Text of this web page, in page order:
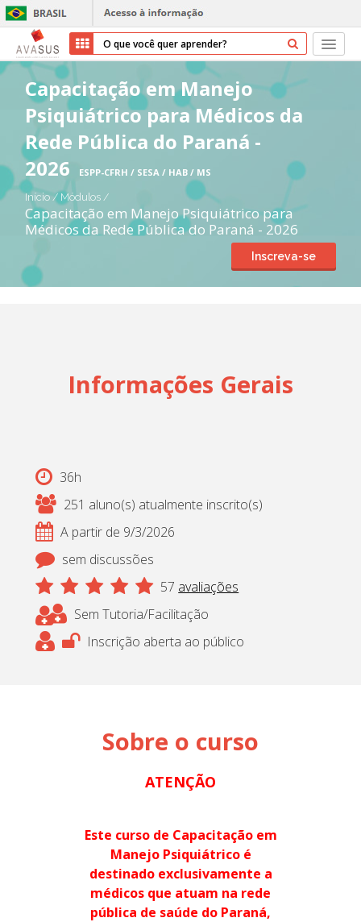
Início
Cursos
Sobre nós
Transparência
Capacitação em Manejo
Psiquiátrico para Médicos da
Rede Pública do Paraná -
2026
ESPP-CFRH / SESA / HAB / MS
Início / Módulos/
Capacitação em Manejo Psiquiátrico para
Médicos da Rede Pública do Paraná - 2026
Inscreva-se
Informações Gerais
36h
251 aluno(s) atualmente inscrito(s)
A partir de 9/3/2026
sem discussões
57 avaliações
Sem Tutoria/Facilitação
Inscrição aberta ao público
Sobre o curso
ATENÇÃO
Este curso de Capacitação em
Manejo Psiquiátrico é
destinado exclusivamente a
médicos que atuam na rede
pública de saúde do Paraná,